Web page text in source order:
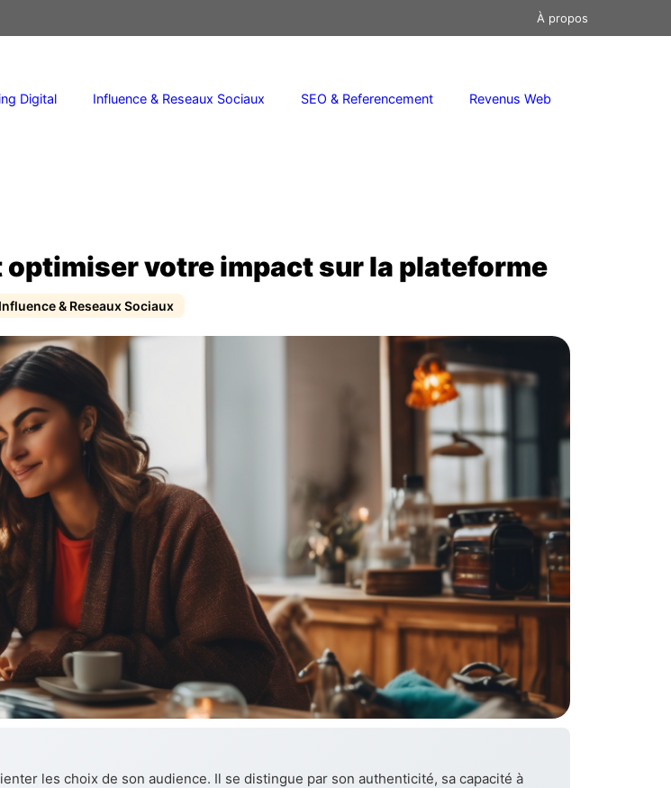
À propos
Digital Influence & Reseaux Sociaux SEO & Referencement Revenus Web
Influence & Reseaux Sociaux
votre impact sur la plateforme
les choix de son audience. Il se distingue par son authenticité, sa capacité à